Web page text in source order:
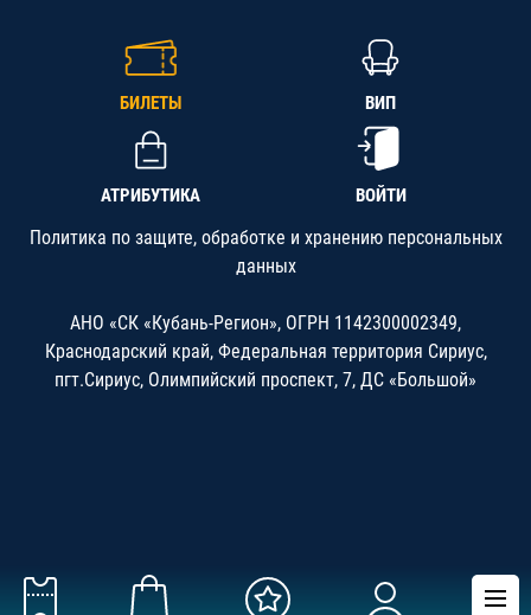
БИЛЕТЫ ВИП
АТРИБУТИКА ВОЙТИ
Политика по защите, обработке и хранению персональных
данных
АНО «СК «Кубань-Регион», ОГРН 1142300002349,
Краснодарский край, Федеральная территория Сириус,
пгт.Сириус, Олимпийский проспект, 7, ДС «Большой»